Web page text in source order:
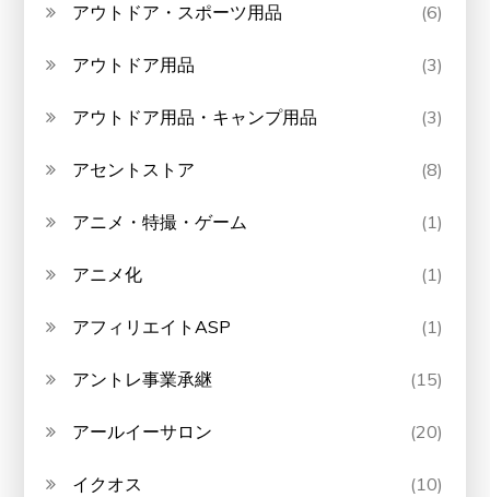
アウトドア・スポーツ用品 (6)
アウトドア用品 (3)
アウトドア用品・キャンプ用品 (3)
アセントストア (8)
アニメ・特撮・ゲーム (1)
アニメ化 (1)
アフィリエイトASP (1)
アントレ事業承継 (15)
アールイーサロン (20)
イクオス (10)